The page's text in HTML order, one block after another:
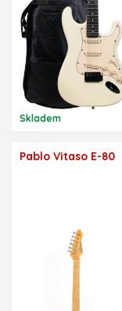
Skladem
Pablo Vitaso E-80